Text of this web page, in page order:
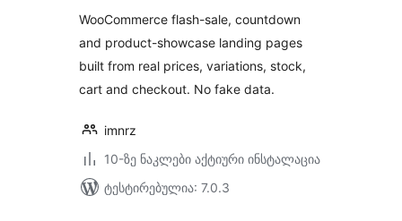
WooCommerce flash-sale, countdown
and product-showcase landing pages
built from real prices, variations, stock,
cart and checkout. No fake data.
imnrz
10-ზე ნაკლები აქტიური ინსტალაცია
ტესტირებულია: 7.0.3